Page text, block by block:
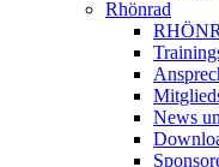
Rhönrad
News